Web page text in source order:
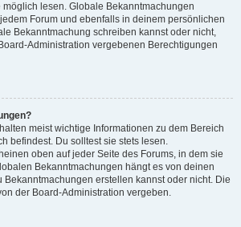
lesen. Globale Bekanntmachungen
Forum und ebenfalls in deinem persönlichen
Bekanntmachung schreiben kannst oder nicht,
Administration vergebenen Berechtigungen
meist wichtige Informationen zu dem Bereich
befindest. Du solltest sie stets lesen.
oben auf jeder Seite des Forums, in dem sie
Bekanntmachungen hängt es von deinen
Bekanntmachungen erstellen kannst oder nicht. Die
der Board-Administration vergeben.